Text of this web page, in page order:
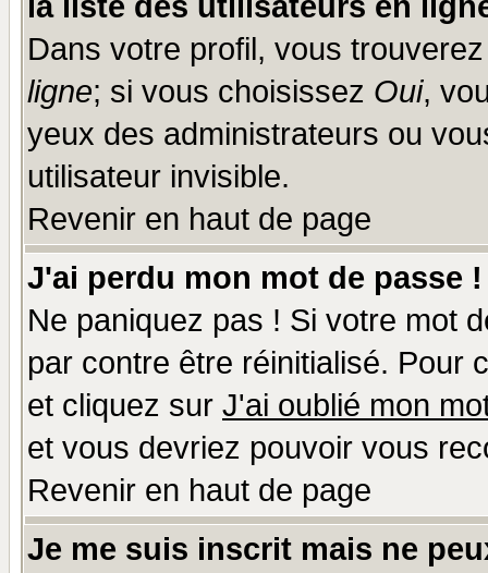
Dans votre profil, vous
ligne; si vous choisissez Oui,
yeux des administrateurs ou
utilisateur invisible.
Revenir en haut de page
J'ai perdu mon mot de passe !
Ne paniquez pas ! Si votre mot
par contre être réinitialisé. Pour
et cliquez sur J'ai oublié mon
et vous devriez pouvoir vous
Revenir en haut de page
Je me suis inscrit mais ne